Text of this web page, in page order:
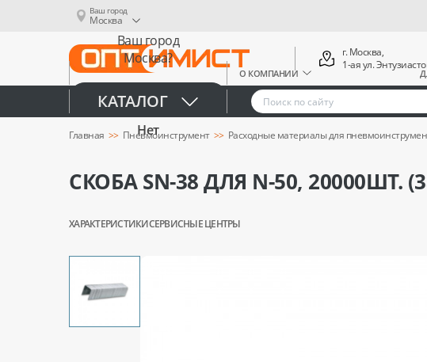
Ваш город
Москва
Ваш город
Москва?
Да
Нет
О КОМПАНИИ
г. Москва,
1-ая ул.
КАТАЛОГ
Главная Пневмоинструмент Расходные материалы для
СКОБА SN-38 ДЛЯ N-50, 20000ШТ.
ХАРАКТЕРИСТИКИСЕРВИСНЫЕ ЦЕНТРЫ